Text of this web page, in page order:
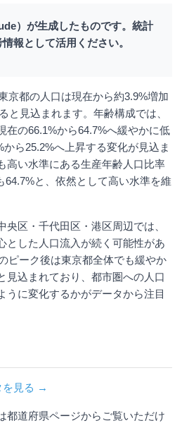
）が生成したものです。統計
報として活用ください。
京都の人口は現在から約3.9%増加
と見込まれます。年齢構成では、
在の66.1%から64.7%へ緩やかに低
ら25.2%へ上昇する変化が見込ま
高い水準にある生産年齢人口比率
64.7%と、依然として高い水準を維
区・千代田区・港区周辺では、
とした人口流入が続く可能性があ
ピーク後は東京都全体でも緩やか
見込まれており、都市圏への人口
うに変化するかがデータから注目
を見る →
都道府県ページからご覧いただけ